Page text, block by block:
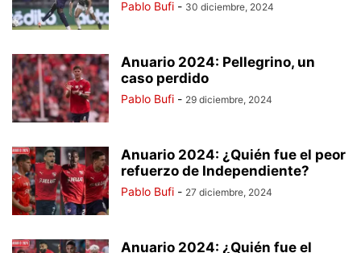
Pablo Bufi - 30 diciembre, 2024
Anuario 2024: Pellegrino, un
caso perdido
Pablo Bufi - 29 diciembre, 2024
Anuario 2024: ¿Quién fue el peor
refuerzo de Independiente?
Pablo Bufi - 27 diciembre, 2024
Anuario 2024: ¿Quién fue el